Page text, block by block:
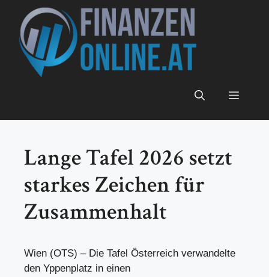
Inhalt
springen
Menü
Lange Tafel 2026 setzt
starkes Zeichen für
Zusammenhalt
Wien (OTS) – Die Tafel Österreich verwandelte
den Yppenplatz in einen